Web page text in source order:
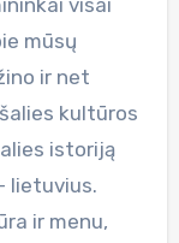
mūsų
ir net
kultūros
istoriją
lietuvius.
ir menu,